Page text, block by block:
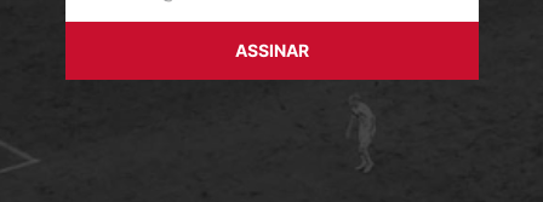
ASSINAR